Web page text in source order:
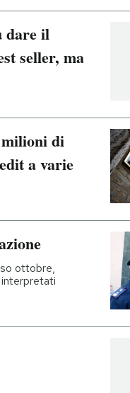
dare il
seller, ma
di
a varie
ottobre,